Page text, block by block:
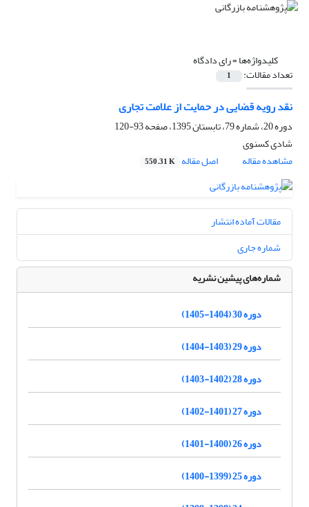
کلیدواژه‌ها =رای دادگاه
تعداد مقالات: 1
نقد رویه قضایی در حمایت از علامت تجاری
دوره 20، شماره 79، تابستان 1395، صفحه
93-120
شادی کسنوی
مشاهده مقاله
اصل مقاله 550.31 K
مقالات آماده انتشار
شماره جاری
شماره‌های پیشین نشریه
دوره 30 (1404-1405)
دوره 29 (1403-1404)
دوره 28 (1402-1403)
دوره 27 (1401-1402)
دوره 26 (1400-1401)
دوره 25 (1399-1400)